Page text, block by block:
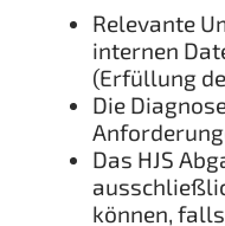
Relevante
internen
(Erfüllung
Die
Das HJS
können,